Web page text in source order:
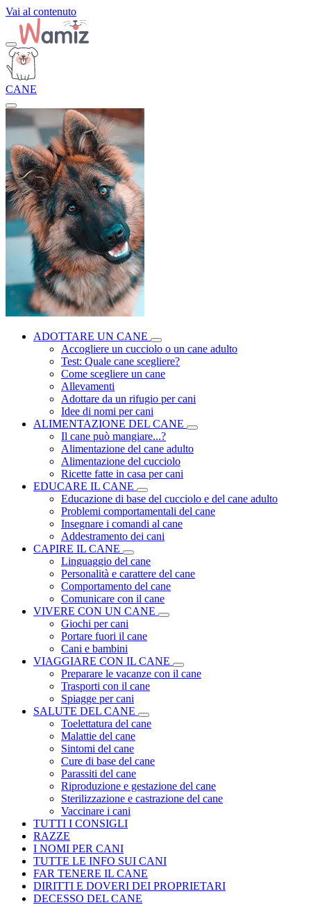
Vai al contenuto
CANE
ADOTTARE UN CANE
Accogliere un cucciolo o un cane adulto
Test: Quale cane scegliere?
Come scegliere un cane
Allevamenti
Adottare da un rifugio per cani
Idee di nomi per cani
ALIMENTAZIONE DEL CANE
Il cane può mangiare...?
Alimentazione del cane adulto
Alimentazione del cucciolo
Ricette fatte in casa per cani
EDUCARE IL CANE
Educazione di base del cucciolo e del cane adulto
Problemi comportamentali del cane
Insegnare i comandi al cane
Addestramento dei cani
CAPIRE IL CANE
Linguaggio del cane
Personalità e carattere del cane
Comportamento del cane
Comunicare con il cane
VIVERE CON UN CANE
Giochi per cani
Portare fuori il cane
Cani e bambini
VIAGGIARE CON IL CANE
Preparare le vacanze con il cane
Trasporti con il cane
Spiagge per cani
SALUTE DEL CANE
Toelettatura del cane
Malattie del cane
Sintomi del cane
Cure di base del cane
Parassiti del cane
Riproduzione e gestazione del cane
Sterilizzazione e castrazione del cane
Vaccinare i cani
TUTTI I CONSIGLI
RAZZE
I NOMI PER CANI
TUTTE LE INFO SUI CANI
FAR TENERE IL CANE
DIRITTI E DOVERI DEI PROPRIETARI
DECESSO DEL CANE